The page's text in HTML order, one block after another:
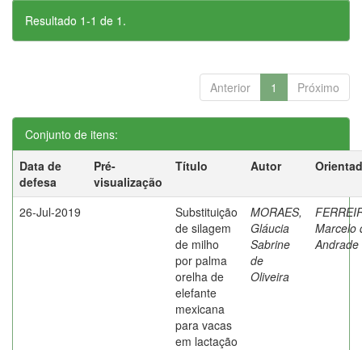
Resultado 1-1 de 1.
Anterior 1 Próximo
Conjunto de itens:
Data de
defesa
Pré-
visualização
Título Autor
26-Jul-2019
Substituição
de silagem
de milho
por palma
orelha de
elefante
mexicana
para vacas
em lactação
MORAES,
Gláucia
Sabrine
de
Oliveira
Marcelo
Andrade